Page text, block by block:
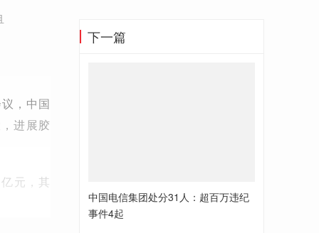
，中国
进展胶
元，其
下一篇
中国电信集团处分31人：超百万违纪
事件4起